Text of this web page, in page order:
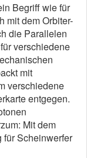
Begriff wie für
mit dem Orbiter-
die Parallelen
verschiedene
mit
verschiedene
entgegen.
Mit dem
für Scheinwerfer